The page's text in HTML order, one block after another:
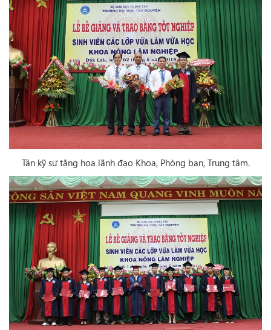
Tân kỹ sư tặng hoa lãnh đạo Khoa, Phòng ban, Trung tâm.